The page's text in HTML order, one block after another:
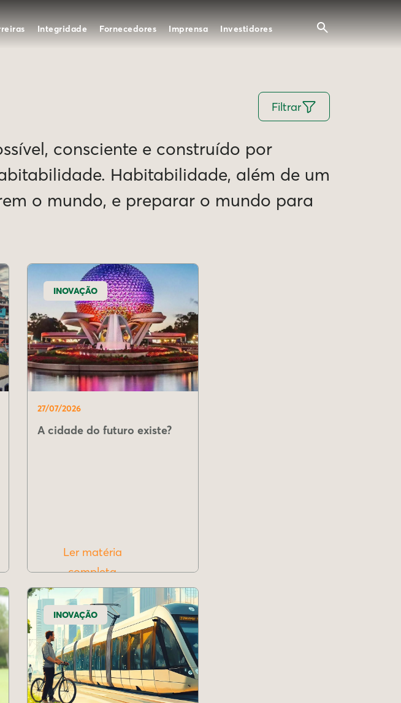
Integridade Fornecedores Imprensa Investidores
Filtrar
consciente e construído por
Habitabilidade, além de um
o mundo, e preparar o mundo para
INOVAÇÃO
27/07/2026
A cidade do futuro existe?
Ler matéria
completa
INOVAÇÃO